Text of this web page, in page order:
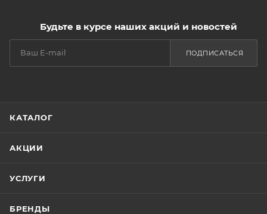
Будьте в курсе наших акций и новостей
ПОДПИСАТЬСЯ
КАТАЛОГ
АКЦИИ
УСЛУГИ
БРЕНДЫ